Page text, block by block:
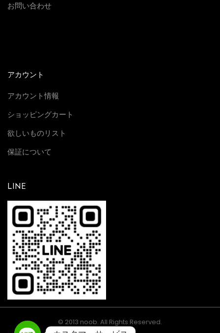
お問い合わせ
アカウント
アカウント情報
ショッピングカート
欲しいものリスト
保証について
LINE
© 2013 noob. All Rights Reserved.